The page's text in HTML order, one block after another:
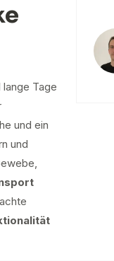
Tage
und ein
und